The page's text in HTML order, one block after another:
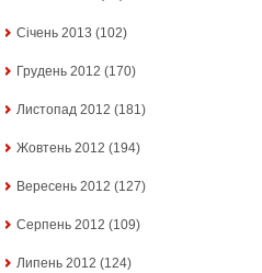
Січень 2013 (102)
Грудень 2012 (170)
Листопад 2012 (181)
Жовтень 2012 (194)
Вересень 2012 (127)
Серпень 2012 (109)
Липень 2012 (124)